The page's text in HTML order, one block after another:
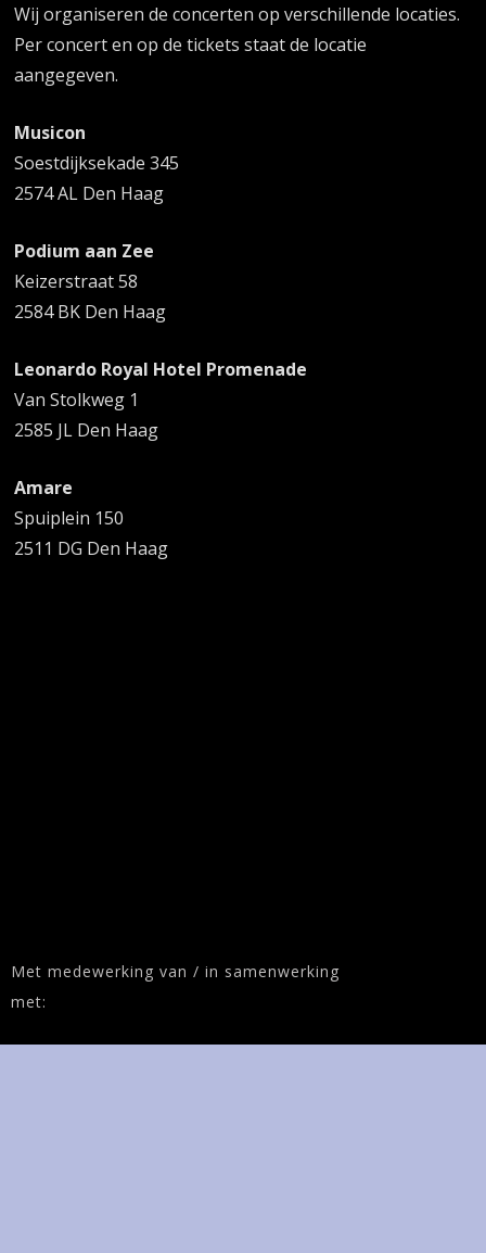
Wij organiseren de concerten op verschillende locaties.
Per concert en op de tickets staat de locatie
aangegeven.
Musicon
Soestdijksekade 345
2574 AL Den Haag
Podium aan Zee
Keizerstraat 58
2584 BK Den Haag
Leonardo Royal Hotel Promenade
Van Stolkweg 1
2585 JL Den Haag
Amare
Spuiplein 150
2511 DG Den Haag
Met medewerking van / in samenwerking
met: